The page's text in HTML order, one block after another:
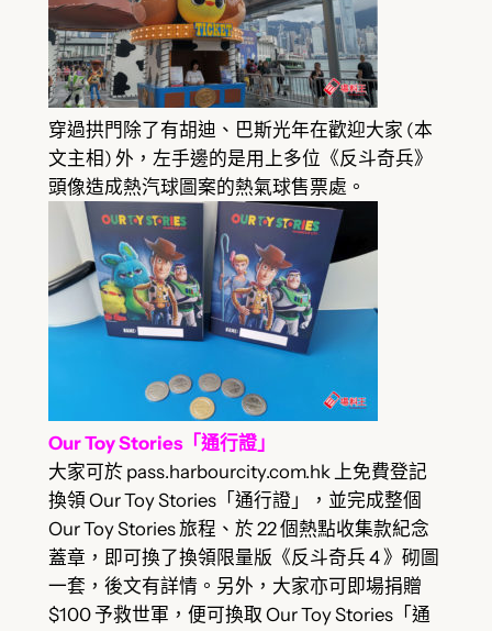
穿過拱門除了有胡迪、巴斯光年在歡迎大家 (本
文主相) 外，左手邊的是用上多位《反斗奇兵》
頭像造成熱汽球圖案的熱氣球售票處。
Our Toy Stories「通行證」
大家可於 pass.harbourcity.com.hk 上免費登記
換領 Our Toy Stories「通行證」，並完成整個
Our Toy Stories 旅程、於 22 個熱點收集款紀念
蓋章，即可換了換領限量版《反斗奇兵 4 》砌圖
一套，後文有詳情。另外，大家亦可即場捐贈
$100 予救世軍，便可換取 Our Toy Stories「通